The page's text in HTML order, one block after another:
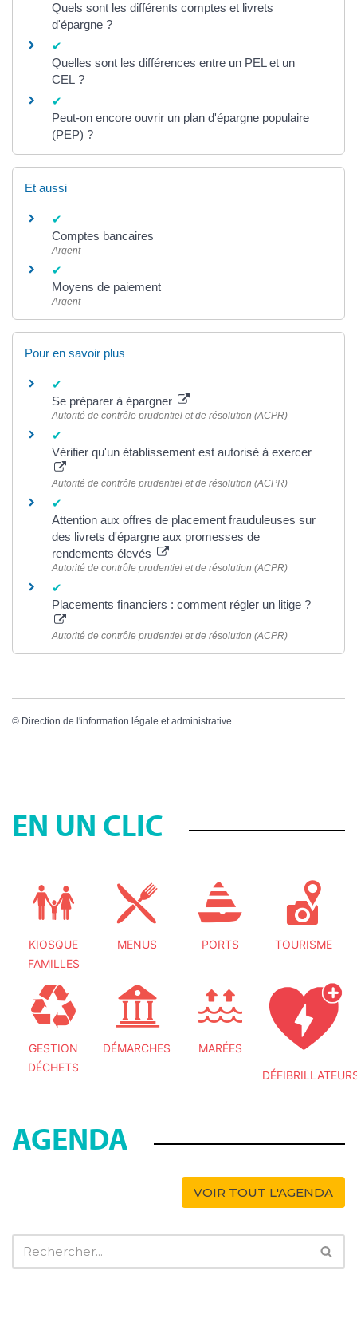
Quels sont les différents comptes et livrets
d'épargne ?
Quelles sont les différences entre un PEL et un
CEL ?
Peut-on encore ouvrir un plan d'épargne populaire
(PEP) ?
Et aussi
Comptes bancaires
Argent
Moyens de paiement
Argent
Pour en savoir plus
Se préparer à épargner
Autorité de contrôle prudentiel et de résolution (ACPR)
Vérifier qu'un établissement est autorisé à exercer
Autorité de contrôle prudentiel et de résolution (ACPR)
Attention aux offres de placement frauduleuses sur
des livrets d'épargne aux promesses de
rendements élevés
Autorité de contrôle prudentiel et de résolution (ACPR)
Placements financiers : comment régler un litige ?
Autorité de contrôle prudentiel et de résolution (ACPR)
© Direction de l'information légale et administrative
EN UN CLIC
KIOSQUE
FAMILLES
MENUS PORTS TOURISME
GESTION
DÉCHETS
DÉMARCHES MARÉES
AGENDA
VOIR TOUT L'AGENDA